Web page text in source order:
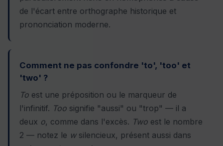
de l'écart entre orthographe historique et
prononciation moderne.
Comment ne pas confondre 'to', 'too' et
'two' ?
To est une préposition ou le marqueur de
l'infinitif. Too signifie "aussi" ou "trop" — il a
deux o, comme dans l'excès. Two est le nombre
2 — notez le wsilencieux, présent aussi dans